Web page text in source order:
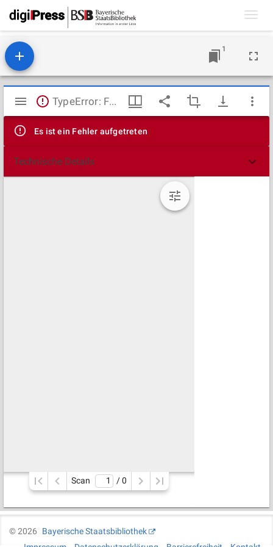
1
Mirador
Viewer
TypeError: Failed to fetch
Es ist ein Fehler aufgetreten
Technische Details
Scan / 0
©2026
Bayerische Staatsbibliothek